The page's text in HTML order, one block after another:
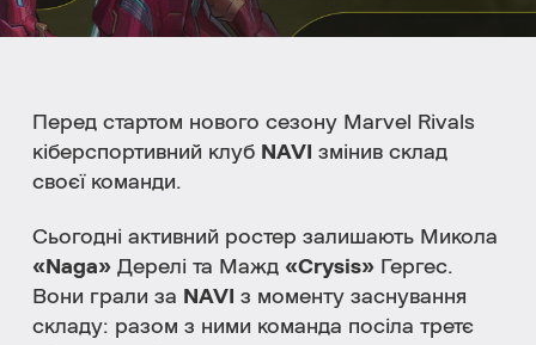
Перед стартом нового сезону Marvel Rivals
кіберспортивний клуб NAVI змінив склад
своєї команди.
Сьогодні активний ростер залишають Микола
«Naga» Дерелі та Мажд «Crysis» Гергес.
Вони грали за NAVI з моменту заснування
складу: разом з ними команда посіла третє